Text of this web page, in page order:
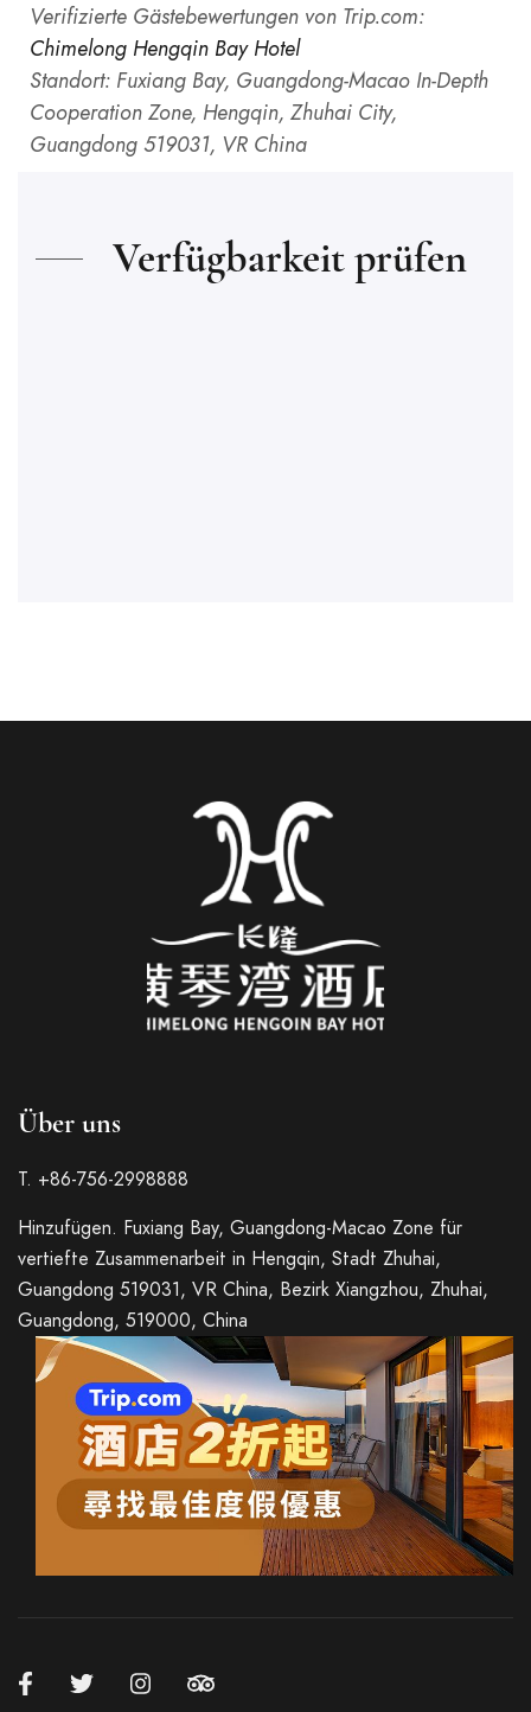
Verifizierte Gästebewertungen von Trip.com:
Chimelong Hengqin Bay Hotel
Standort: Fuxiang Bay, Guangdong-Macao In-Depth
Cooperation Zone, Hengqin, Zhuhai City,
Guangdong 519031, VR China
Verfügbarkeit prüfen
Über uns
T. +86-756-2998888
Hinzufügen. Fuxiang Bay, Guangdong-Macao Zone für
vertiefte Zusammenarbeit in Hengqin, Stadt Zhuhai,
Guangdong 519031, VR China, Bezirk Xiangzhou, Zhuhai,
Guangdong, 519000, China
Italian